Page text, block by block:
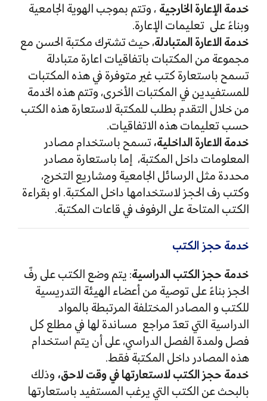
خدمة الإعارة الخارجية ، وتتم بموجب الهوية الجامعية
وبناءً على تعليمات الإعارة.
خدمة الاعارة المتبادلة، حيث تشترك مكتبة الحسن مع
مجموعة من المكتبات باتفاقيات اعارة متبادلة
تسمح باستعارة كتب غير متوفرة في هذه المكتبات
للمستفيدين في المكتبات الأخرى، وتتم هذه الخدمة
من خلال التقدم بطلب للمكتبة لاستعارة هذه الكتب
حسب تعليمات هذه الاتفاقيات.
خدمة الاعارة الداخلية،تسمح باستخدام مصادر
المعلومات داخل المكتبة، إما باستعارة مصادر
محددة مثل الرسائل الجامعية ومشاريع التخرج،
وكتب رف الحجز لاستخدامها داخل المكتبة. او بقراءة
الكتب المتاحة على الرفوف في قاعات المكتبة.
خدمة حجز الكتب
خدمة حجز الكتب الدراسية: يتم وضع الكتب على رفّ
الحجز بناءً على توصية من أعضاء الهيئة التدريسية
للكتب و المصادر المختلفة المرتبطة بالمواد
الدراسية التي تعدّ مراجع مساندة لها في مطلع كل
فصل ولمدة الفصل الدراسي، على أن يتم استخدام
هذه المصادر داخل المكتبة فقط.
خدمة حجز الكتب لاستعارتها في وقت لاحق، وذلك
بالبحث عن الكتب التي يرغب المستفيد باستعارتها